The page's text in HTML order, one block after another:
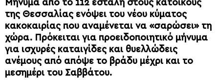
Μήνυμα από το 112 εστάλη στους κατοίκους
της Θεσσαλίας ενόψει του νέου κύματος
κακοκαιρίας που αναμένεται να «σαρώσει» τη
χώρα. Πρόκειται για προειδοποιητικό μήνυμα
για ισχυρές καταιγίδες και θυελλώδεις
ανέμους από απόψε το βράδυ μέχρι και το
μεσημέρι του Σαββάτου.